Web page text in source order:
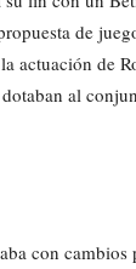
de
actuación de
al
con cambios